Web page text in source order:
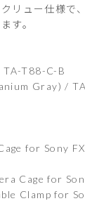
リュー仕様で
す。
TA-T88-C-B
Gray) /
for Sony
Cage for
Clamp for